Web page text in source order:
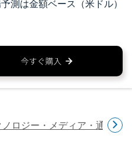
測は金額ベース（米ドル）
ノロジー・メディア・通信研